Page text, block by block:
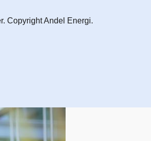
Copyright Andel Energi.